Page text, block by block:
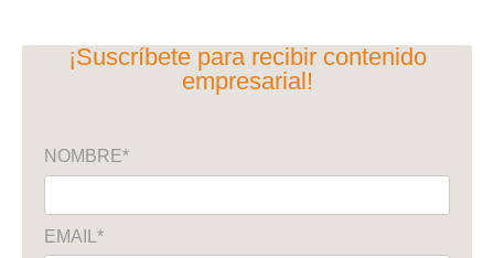
¡Suscríbete para recibir contenido
empresarial!
NOMBRE*
EMAIL*